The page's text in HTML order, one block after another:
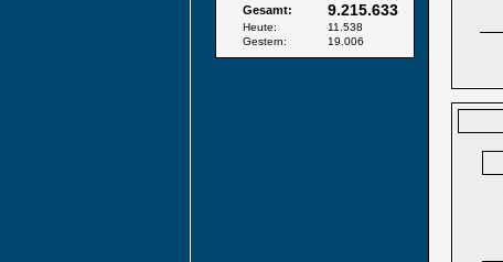
Gesamt: 9.215.633
Heute:
11.538
Gestern:
19.006